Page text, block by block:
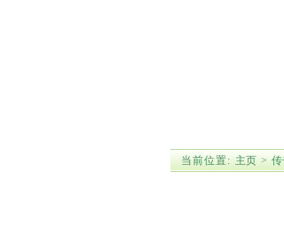
新手玩家如何更好的
当前位置: 主页 > 传